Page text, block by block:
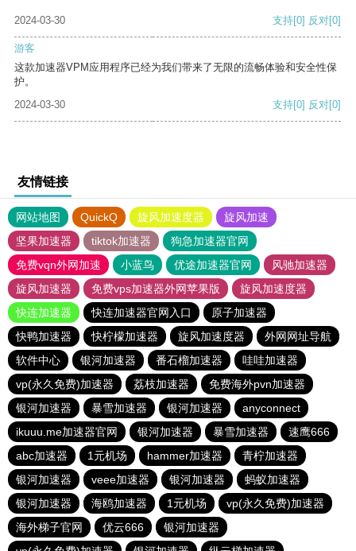
2024-03-30 支持[0] 反对[0]
游客
这款加速器VPM应用程序已经为我们带来了无限的流畅体验和安全性保
护。
2024-03-30
支持[0] 反对[0]
友情链接
网站地图 QuickQ 旋风加速度器
旋风加速
坚果加速器
tiktok加速器
狗急加速器官网
免费vqn外网加速
小蓝鸟 优途加速器官网
风驰加速器
旋风加速器
免费vps加速器外网苹果版
旋风加速度器
快连加速器
快连加速器官网入口
原子加速器
快鸭加速器
快柠檬加速器 旋风加速度器
外网网址导航
软件中心
银河加速器 番石榴加速器
哇哇加速器
vp(永久免费)加速器
荔枝加速器
免费海外pvn加速器
银河加速器
暴雪加速器 银河加速器
anyconnect
ikuuu.me加速器官网
银河加速器 暴雪加速器
速鹰666
abc加速器
1元机场 hammer加速器
青柠加速器
银河加速器
veee加速器 银河加速器
蚂蚁加速器
银河加速器
海鸥加速器 1元机场
vp(永久免费)加速器
海外梯子官网
优云666
银河加速器